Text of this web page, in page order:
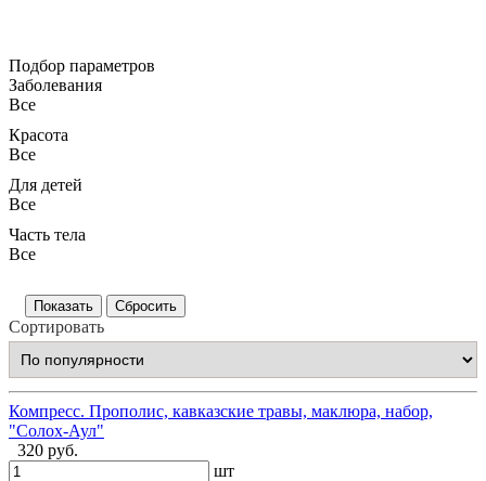
Подбор параметров
Заболевания
Все
Красота
Все
Для детей
Все
Часть тела
Все
Сортировать
Компресс. Прополис, кавказские травы, маклюра, набор,
"Солох-Аул"
320 руб.
шт